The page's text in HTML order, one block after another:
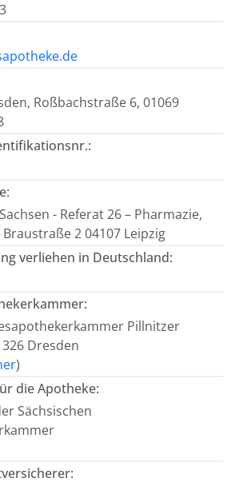
Roßbachstraße 6, 01069
- Referat 26 – Pharmazie,
2 04107 Leipzig
verliehen in Deutschland:
Pillnitzer
Dresden
)
die Apotheke:
Sächsischen